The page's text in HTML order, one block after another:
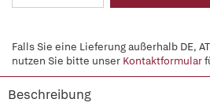
Falls Sie eine Lieferung außerhalb DE,
nutzen Sie bitte unser Kontaktformular
Beschreibung